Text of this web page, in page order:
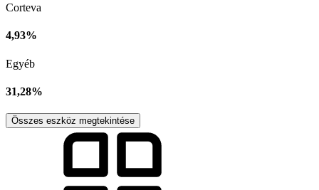
Corteva
4,93%
Egyéb
31,28%
Összes eszköz megtekintése